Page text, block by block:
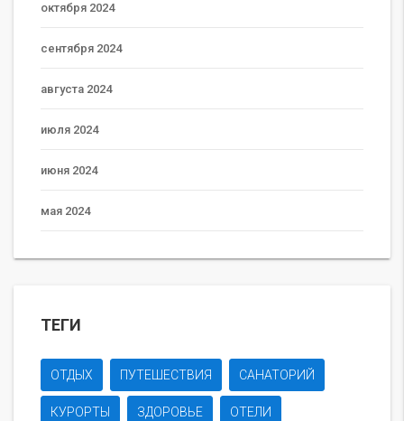
октября 2024
сентября 2024
августа 2024
июля 2024
июня 2024
мая 2024
ТЕГИ
ОТДЫХ ПУТЕШЕСТВИЯ САНАТОРИЙ
КУРОРТЫ ЗДОРОВЬЕ ОТЕЛИ